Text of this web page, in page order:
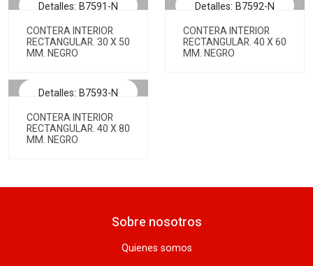
Detalles: B7591-N
CONTERA INTERIOR
RECTANGULAR. 30 X 50
MM. NEGRO
Detalles: B7592-N
CONTERA INTERIOR
RECTANGULAR. 40 X 60
MM. NEGRO
Detalles: B7593-N
CONTERA INTERIOR
RECTANGULAR. 40 X 80
MM. NEGRO
Sobre nosotros
Quienes somos